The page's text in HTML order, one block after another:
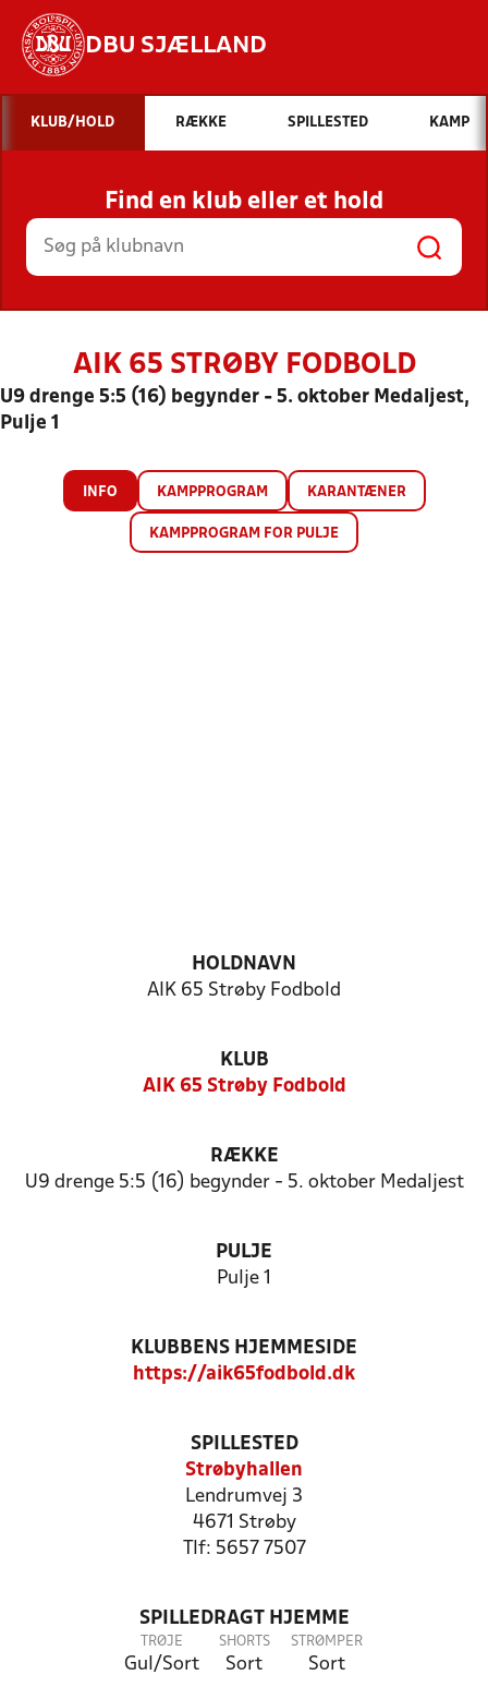
DBU SJÆLLAND
Hvad vil du søge efter?
INDHOLD OG NYHEDER
STILLINGER, RESULTATER, KLUBBER OG
HOLD
KLUB/HOLD RÆKKE SPILLESTED KAMP
Find en klub eller et hold
AIK 65 STRØBY FODBOLD
U9 drenge 5:5 (16) begynder - 5. oktober Medaljest,
Pulje 1
INFO KAMPPROGRAM KARANTÆNER
KAMPPROGRAM FOR PULJE
HOLDNAVN
AIK 65 Strøby Fodbold
KLUB
AIK 65 Strøby Fodbold
RÆKKE
U9 drenge 5:5 (16) begynder - 5. oktober Medaljest
PULJE
Pulje 1
KLUBBENS HJEMMESIDE
https://aik65fodbold.dk
SPILLESTED
Strøbyhallen
Lendrumvej 3
4671 Strøby
Tlf: 5657 7507
SPILLEDRAGT HJEMME
TRØJE
Gul/Sort
SHORTS
Sort
STRØMPER
Sort